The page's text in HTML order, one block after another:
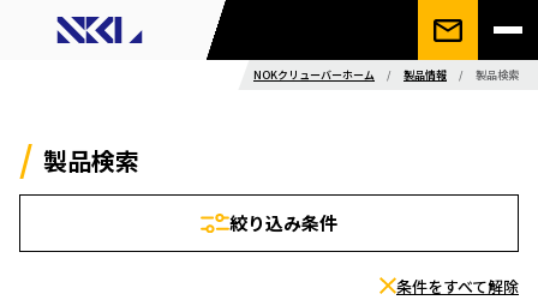
NOKクリューバーホーム / 製品情報 / 製品検索
製品検索
絞り込み条件
条件をすべて解除